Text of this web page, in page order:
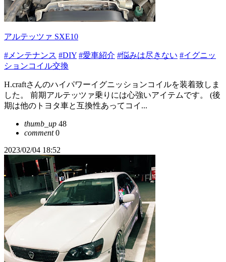
アルテッツァ SXE10
#メンテナンス #DIY #愛車紹介 #悩みは尽きない #イグニッ
ションコイル交換
H.craftさんのハイパワーイグニッションコイルを装着致しま
した。 前期アルテッツァ乗りには心強いアイテムです。 (後
期は他のトヨタ車と互換性あってコイ...
thumb_up 48
comment0
2023/02/04 18:52